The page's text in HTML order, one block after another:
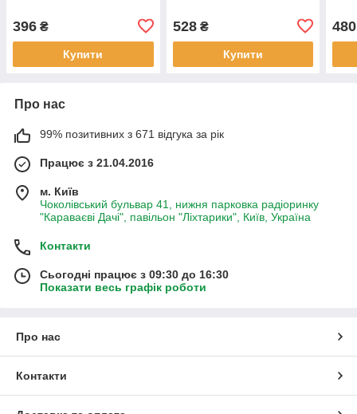
396 ₴
Купити
528₴
Купити
480
Про нас
99% позитивних з 671 відгука за рік
Працює з 21.04.2016
м. Київ
Чоколівський бульвар 41, нижня парковка радіоринку
"Караваєві Дачі", павільон "Ліхтарики", Київ, Україна
Контакти
Сьогодні працює з 09:30 до 16:30
Показати весь графік роботи
Про нас
Контакти